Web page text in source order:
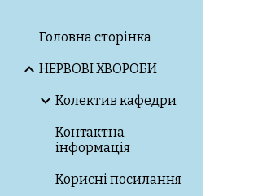
Головна сторінка
НЕРВОВІ ХВОРОБИ
Колектив кафедри
Контактна
інформація
Корисні посилання